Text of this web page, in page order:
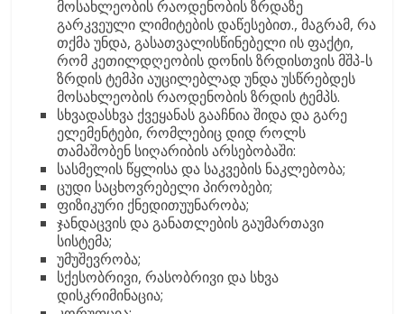
მოსახლეობის რაოდენობის ზრდაზე
გარკვეული ლიმიტების დაწესებით., მაგრამ, რა
თქმა უნდა, გასათვალისწინებელი ის ფაქტი,
რომ კეთილდღეობის დონის ზრდისთვის მშპ-ს
ზრდის ტემპი აუცილებლად უნდა უსწრებდეს
მოსახლეობის რაოდენობის ზრდის ტემპს.
სხვადასხვა ქვეყანას გააჩნია შიდა და გარე
ელემენტები, რომლებიც დიდ როლს
თამაშობენ სიღარიბის არსებობაში:
სასმელის წყლისა და საკვების ნაკლებობა;
ცუდი საცხოვრებელი პირობები;
ფიზიკური ქნედითუუნარობა;
ჯანდაცვის და განათლების გაუმართავი
სისტემა;
უმუშევრობა;
სქესობრივი, რასობრივი და სხვა
დისკრიმინაცია;